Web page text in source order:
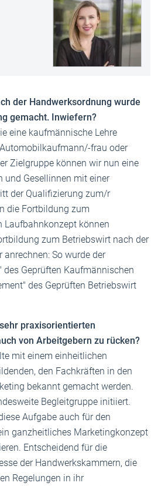
der Handwerksordnung wurde
gemacht. Inwiefern?
eine kaufmännische Lehre
frau oder
Zielgruppe können wir nun eine
und Gesellinnen mit einer
der Qualifizierung zum/r
die Fortbildung zum
Laufbahnkonzept können
zum Betriebswirt nach der
So wurde der
Geprüften Kaufmännischen
des Geprüften Betriebswirt
praxisorientierten
von Arbeitgebern zu rücken?
mit einem einheitlichen
den Fachkräften in den
bekannt gemacht werden.
Begleitgruppe initiiert.
Aufgabe auch für den
ganzheitliches Marketingkonzept
Entscheidend für die
der Handwerkskammern, die
Regelungen in ihr